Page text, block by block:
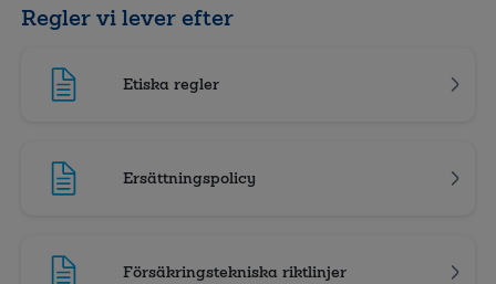
Regler vi lever efter
Etiska regler
Ersättningspolicy
Försäkringstekniska riktlinjer